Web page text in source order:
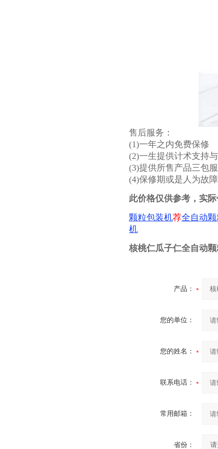
售后服务：
(1)一年之内免费保修
(2)一生提供计术支持
(3)提供所售产品三包
(4)保修期或是人为故
此价格仅供参考，实
颗粒包装机荐全自动
机
核桃仁瓜子仁全自动
产品：
您的单位：
您的姓名：
联系电话：
常用邮箱：
省份：